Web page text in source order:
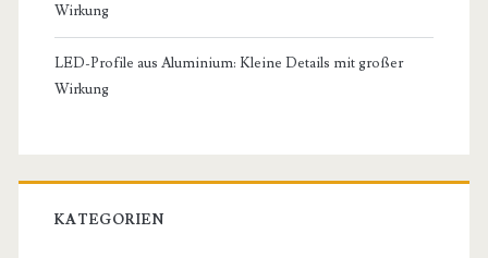
Wirkung
LED-Profile aus Aluminium: Kleine Details mit großer
Wirkung
KATEGORIEN